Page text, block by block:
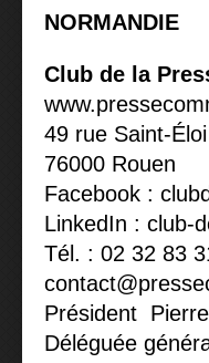
NORMANDIE
Club de la
49 rue Saint-Éloi
76000 Rouen
Facebook :
LinkedIn : club-
Tél. : 02 32 83
Président
Déléguée